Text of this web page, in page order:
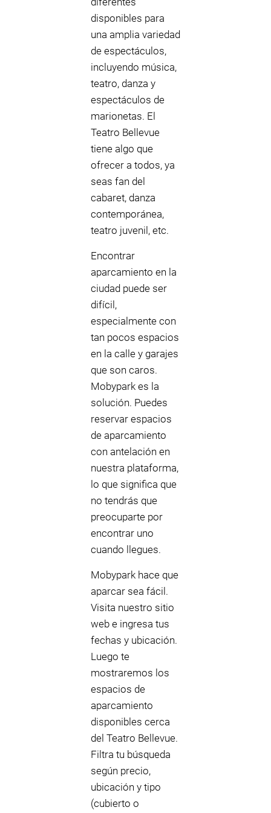
disponibles para
una amplia variedad
de espectáculos,
incluyendo música,
teatro, danza y
espectáculos de
marionetas. El
Teatro Bellevue
tiene algo que
ofrecer a todos, ya
seas fan del
cabaret, danza
contemporánea,
teatro juvenil, etc.
Encontrar
aparcamiento en la
ciudad puede ser
difícil,
especialmente con
tan pocos espacios
en la calle y garajes
que son caros.
Mobypark es la
solución. Puedes
reservar espacios
de aparcamiento
con antelación en
nuestra plataforma,
lo que significa que
no tendrás que
preocuparte por
encontrar uno
cuando llegues.
Mobypark hace que
aparcar sea fácil.
Visita nuestro sitio
web e ingresa tus
fechas y ubicación.
Luego te
mostraremos los
espacios de
aparcamiento
disponibles cerca
del Teatro Bellevue.
Filtra tu búsqueda
según precio,
ubicación y tipo
(cubierto o